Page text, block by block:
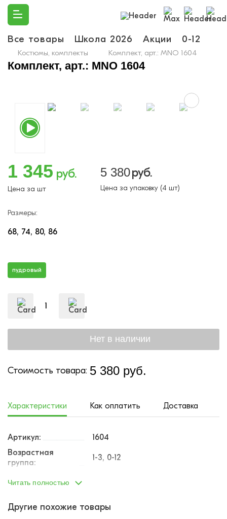
Все товары Школа 2026 Акции 0-12
Костюмы, комплекты Комплект, арт.: MNO 1604
Комплект, арт.: MNO 1604
1 345 руб.
Цена за шт
5 380руб.
Цена за упаковку (4 шт)
Размеры:
68 74 80 86
пудровый
Стоимость товара: 5 380 руб.
Характеристики Как оплатить Доставка
Артикул:
1604
Возрастная
группа:
1-3, 0-12
Возраст от:
0
Читать полностью
Другие похожие товары